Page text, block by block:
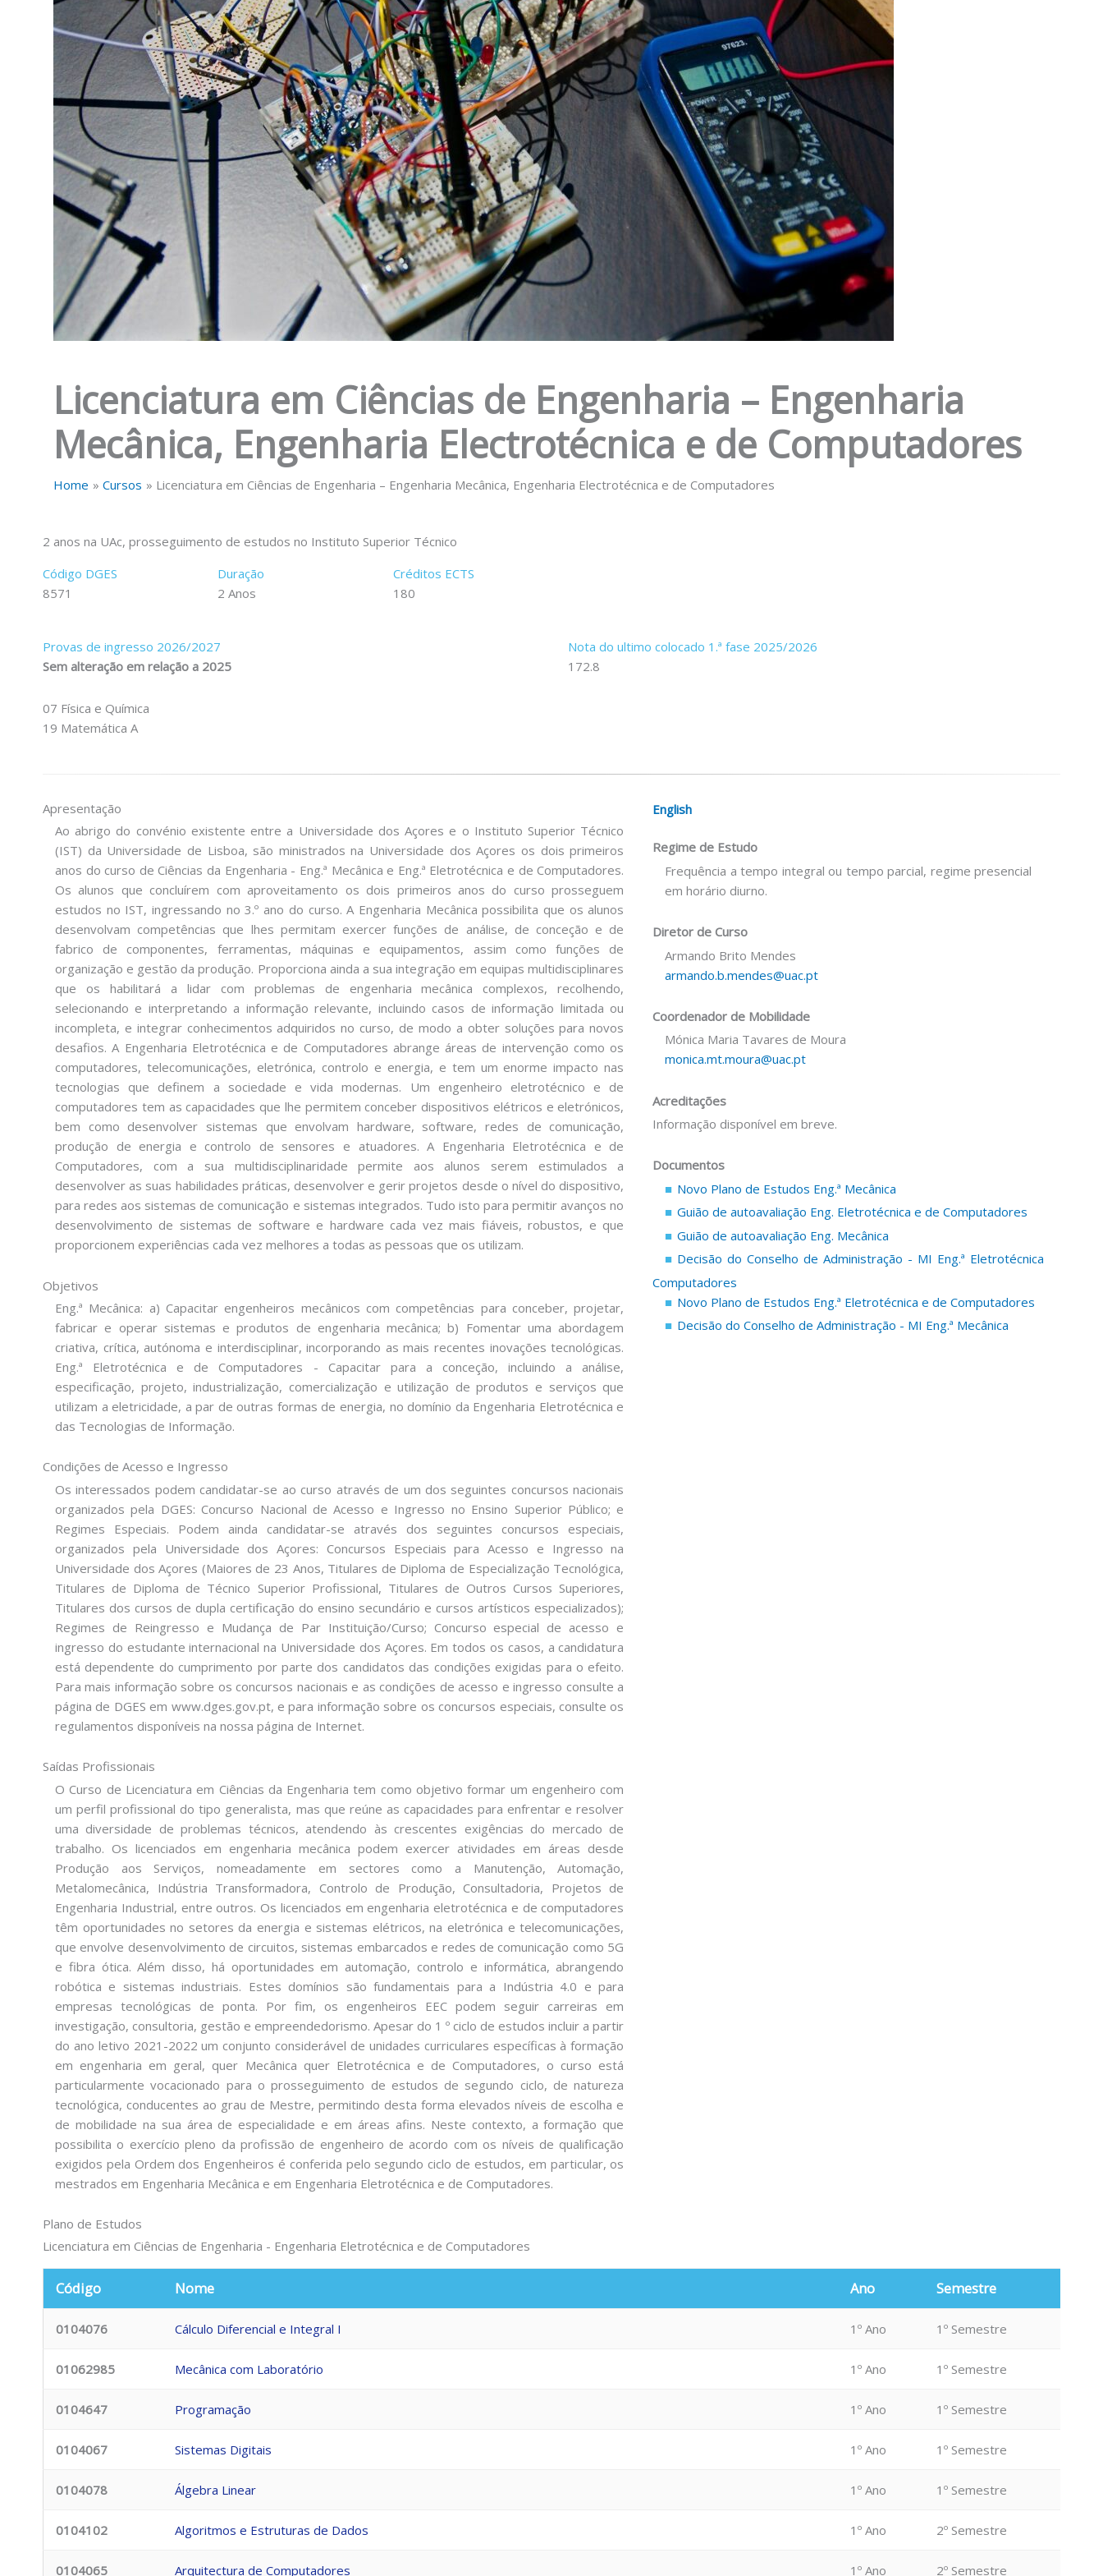
Licenciatura em Ciências de Engenharia – Engenharia
Mecânica, Engenharia Electrotécnica e de Computadores
Home Cursos Licenciatura em Ciências de Engenharia – Engenharia Mecânica, Engenharia Electrotécnica e de Computadores
2 anos na UAc, prosseguimento de estudos no Instituto Superior Técnico
Código DGES
8571
Duração
2 Anos
Créditos ECTS
180
Provas de ingresso 2026/2027
Sem alteração em relação a 2025
07 Física e Química
19 Matemática A
Nota do ultimo colocado 1.ª fase 2025/2026
172.8
Apresentação
Ao abrigo do convénio existente entre a Universidade dos Açores e o Instituto Superior Técnico
(IST) da Universidade de Lisboa, são ministrados na Universidade dos Açores os dois primeiros
anos do curso de Ciências da Engenharia - Eng.ª Mecânica e Eng.ª Eletrotécnica e de Computadores.
Os alunos que concluírem com aproveitamento os dois primeiros anos do curso prosseguem
estudos no IST, ingressando no 3.º ano do curso. A Engenharia Mecânica possibilita que os alunos
desenvolvam competências que lhes permitam exercer funções de análise, de conceção e de
fabrico de componentes, ferramentas, máquinas e equipamentos, assim como funções de
organização e gestão da produção. Proporciona ainda a sua integração em equipas multidisciplinares
que os habilitará a lidar com problemas de engenharia mecânica complexos, recolhendo,
selecionando e interpretando a informação relevante, incluindo casos de informação limitada ou
incompleta, e integrar conhecimentos adquiridos no curso, de modo a obter soluções para novos
desafios. A Engenharia Eletrotécnica e de Computadores abrange áreas de intervenção como os
computadores, telecomunicações, eletrónica, controlo e energia, e tem um enorme impacto nas
tecnologias que definem a sociedade e vida modernas. Um engenheiro eletrotécnico e de
computadores tem as capacidades que lhe permitem conceber dispositivos elétricos e eletrónicos,
bem como desenvolver sistemas que envolvam hardware, software, redes de comunicação,
produção de energia e controlo de sensores e atuadores. A Engenharia Eletrotécnica e de
Computadores, com a sua multidisciplinaridade permite aos alunos serem estimulados a
desenvolver as suas habilidades práticas, desenvolver e gerir projetos desde o nível do dispositivo,
para redes aos sistemas de comunicação e sistemas integrados. Tudo isto para permitir avanços no
desenvolvimento de sistemas de software e hardware cada vez mais fiáveis, robustos, e que
proporcionem experiências cada vez melhores a todas as pessoas que os utilizam.
Objetivos
Eng.ª Mecânica: a) Capacitar engenheiros mecânicos com competências para conceber, projetar,
fabricar e operar sistemas e produtos de engenharia mecânica; b) Fomentar uma abordagem
criativa, crítica, autónoma e interdisciplinar, incorporando as mais recentes inovações tecnológicas.
Eng.ª Eletrotécnica e de Computadores - Capacitar para a conceção, incluindo a análise,
especificação, projeto, industrialização, comercialização e utilização de produtos e serviços que
utilizam a eletricidade, a par de outras formas de energia, no domínio da Engenharia Eletrotécnica e
das Tecnologias de Informação.
Condições de Acesso e Ingresso
Os interessados podem candidatar-se ao curso através de um dos seguintes concursos nacionais
organizados pela DGES: Concurso Nacional de Acesso e Ingresso no Ensino Superior Público; e
Regimes Especiais. Podem ainda candidatar-se através dos seguintes concursos especiais,
organizados pela Universidade dos Açores: Concursos Especiais para Acesso e Ingresso na
Universidade dos Açores (Maiores de 23 Anos, Titulares de Diploma de Especialização Tecnológica,
Titulares de Diploma de Técnico Superior Profissional, Titulares de Outros Cursos Superiores,
Titulares dos cursos de dupla certificação do ensino secundário e cursos artísticos especializados);
Regimes de Reingresso e Mudança de Par Instituição/Curso; Concurso especial de acesso e
ingresso do estudante internacional na Universidade dos Açores. Em todos os casos, a candidatura
está dependente do cumprimento por parte dos candidatos das condições exigidas para o efeito.
Para mais informação sobre os concursos nacionais e as condições de acesso e ingresso consulte a
página de DGES em www.dges.gov.pt, e para informação sobre os concursos especiais, consulte os
regulamentos disponíveis na nossa página de Internet.
Saídas Profissionais
O Curso de Licenciatura em Ciências da Engenharia tem como objetivo formar um engenheiro com
um perfil profissional do tipo generalista, mas que reúne as capacidades para enfrentar e resolver
uma diversidade de problemas técnicos, atendendo às crescentes exigências do mercado de
trabalho. Os licenciados em engenharia mecânica podem exercer atividades em áreas desde
Produção aos Serviços, nomeadamente em sectores como a Manutenção, Automação,
Metalomecânica, Indústria Transformadora, Controlo de Produção, Consultadoria, Projetos de
Engenharia Industrial, entre outros. Os licenciados em engenharia eletrotécnica e de computadores
têm oportunidades no setores da energia e sistemas elétricos, na eletrónica e telecomunicações,
que envolve desenvolvimento de circuitos, sistemas embarcados e redes de comunicação como 5G
e fibra ótica. Além disso, há oportunidades em automação, controlo e informática, abrangendo
robótica e sistemas industriais. Estes domínios são fundamentais para a Indústria 4.0 e para
empresas tecnológicas de ponta. Por fim, os engenheiros EEC podem seguir carreiras em
investigação, consultoria, gestão e empreendedorismo. Apesar do 1 º ciclo de estudos incluir a partir
do ano letivo 2021-2022 um conjunto considerável de unidades curriculares específicas à formação
em engenharia em geral, quer Mecânica quer Eletrotécnica e de Computadores, o curso está
particularmente vocacionado para o prosseguimento de estudos de segundo ciclo, de natureza
tecnológica, conducentes ao grau de Mestre, permitindo desta forma elevados níveis de escolha e
de mobilidade na sua área de especialidade e em áreas afins. Neste contexto, a formação que
possibilita o exercício pleno da profissão de engenheiro de acordo com os níveis de qualificação
exigidos pela Ordem dos Engenheiros é conferida pelo segundo ciclo de estudos, em particular, os
mestrados em Engenharia Mecânica e em Engenharia Eletrotécnica e de Computadores.
English
Regime de Estudo
Frequência a tempo integral ou tempo parcial, regime presencial
em horário diurno.
Diretor de Curso
Armando Brito Mendes
armando.b.mendes@uac.pt
Coordenador de Mobilidade
Mónica Maria Tavares de Moura
monica.mt.moura@uac.pt
Acreditações
Informação disponível em breve.
Documentos
Novo Plano de Estudos Eng.ª Mecânica
Guião de autoavaliação Eng. Eletrotécnica e de Computadores
Guião de autoavaliação Eng. Mecânica
Decisão do Conselho de Administração - MI Eng.ª Eletrotécnica
Computadores
Novo Plano de Estudos Eng.ª Eletrotécnica e de Computadores
Decisão do Conselho de Administração - MI Eng.ª Mecânica
Plano de Estudos
Licenciatura em Ciências de Engenharia - Engenharia Eletrotécnica e de Computadores
Código Nome Ano Semestre
0104076 Cálculo Diferencial e Integral I 1º Ano 1º Semestre
01062985 Mecânica com Laboratório 1º Ano 1º Semestre
0104647 Programação 1º Ano 1º Semestre
0104067 Sistemas Digitais 1º Ano 1º Semestre
0104078 Álgebra Linear 1º Ano 1º Semestre
0104102 Algoritmos e Estruturas de Dados 1º Ano 2º Semestre
0104065 Arquitectura de Computadores 1º Ano 2º Semestre